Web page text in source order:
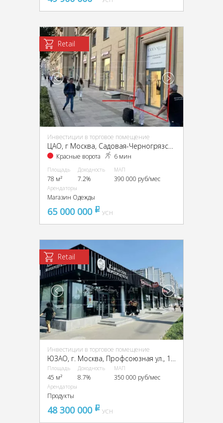
Retail
Инвестиции в торговое помещение
Красные ворота 6 мин
Площадь
78 м²
Доходность
7.2%
МАП
390 000 руб/мес
Арендаторы
Магазин Одежды
65 000 000 pуб
УСН
Retail
Инвестиции в торговое помещение
ЮЗАО, г. Москва, Профсоюзная ул., 152к1
Площадь
45 м²
Доходность
8.7%
МАП
350 000 руб/мес
Арендаторы
Продукты
48 300 000 pуб
УСН